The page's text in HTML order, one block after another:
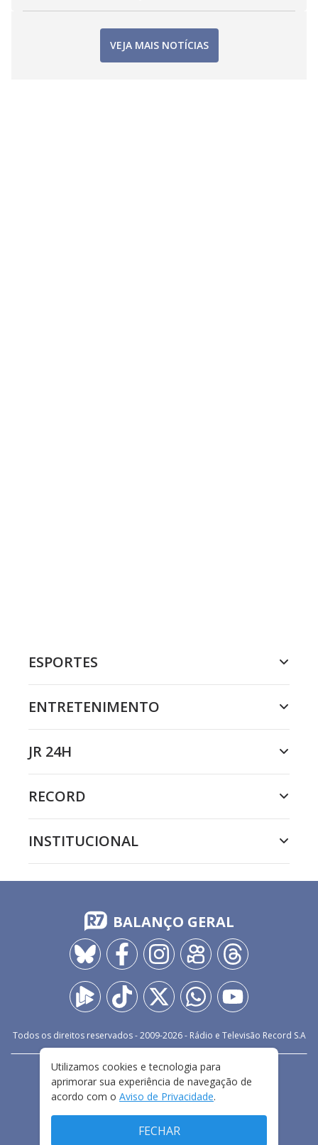
VEJA MAIS NOTÍCIAS
ESPORTES
ENTRETENIMENTO
JR 24H
RECORD
INSTITUCIONAL
BALANÇO GERAL
Todos os direitos reservados - 2009-2026- Rádio e Televisão Record S.A
FALE CONOSCO
PRIVACIDADE
TERMOS E CONDIÇÕES DE USO
Utilizamos cookies e tecnologia para
aprimorar sua experiência de navegação de
acordo com o Aviso de Privacidade.
FECHAR